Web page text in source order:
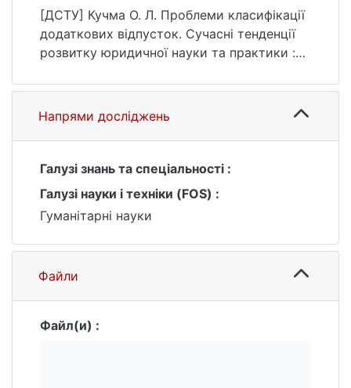
науки та практики.
https://ir.library.knu.ua/handle/15071834/505
0
[ДСТУ] Кучма О. Л. Проблеми класифікації
додаткових відпусток. Сучасні тенденції
розвитку юридичної науки та практики :
«Гельветика», 2019. URL:
https://ir.library.knu.ua/handle/15071834/505
0 (дата звернення: 25.07.2026).
Напрями досліджень
Галузі знань та спеціальності :
Галузі науки і техніки (FOS) :
Гуманітарні науки
Файли
Файл(и) :